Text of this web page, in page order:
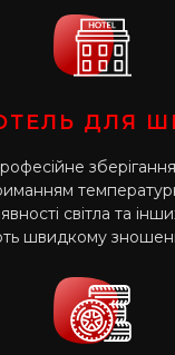
ДЛЯ
світла та
швидкому